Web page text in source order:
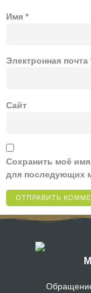
Имя *
Электронная почта
Сайт
Сохранить моё
для последующих
Обращение